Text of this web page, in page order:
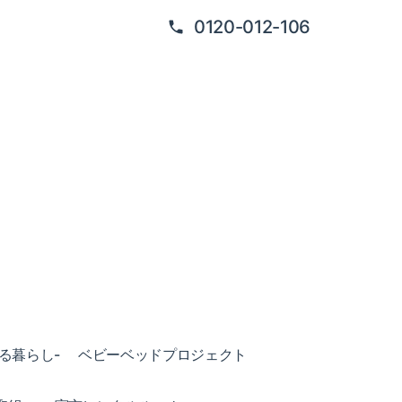
0120-012-106
暮らし- ベビーベッドプロジェクト